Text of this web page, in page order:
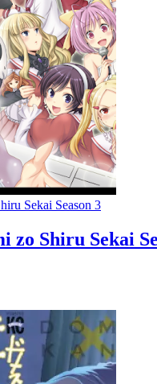
Sekai Season 3
zo Shiru Sekai